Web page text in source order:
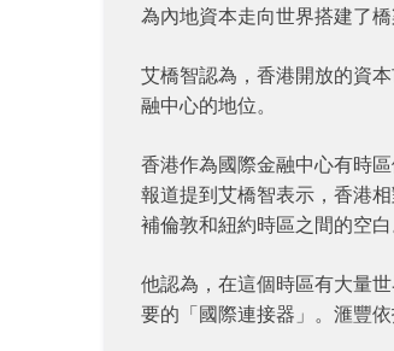
為內地資本走向世界搭建了橋
艾橋智認為，香港開放的資
融中心的地位。
香港作為國際金融中心有時
報道提到艾橋智表示，香港
補倫敦和紐約時區之間的空白
他認為，在這個時區有大量
要的「國際連接器」。滙豐